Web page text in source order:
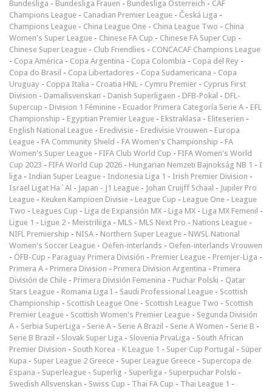
Bundesliga - Bundesliga Frauen - Bundesliga Österreich - CAF
Champions League - Canadian Premier League - Česká Liga -
Champions League - China League One - China League Two - China
Women's Super League - Chinese FA Cup - Chinese FA Super Cup -
Chinese Super League - Club Friendlies - CONCACAF Champions League
- Copa América - Copa Argentina - Copa Colombia - Copa del Rey -
Copa do Brasil - Copa Libertadores - Copa Sudamericana - Copa
Uruguay - Coppa Italia - Croatia HNL - Cymru Premier - Cyprus First
Division - Damallsvenskan - Danish Superligaen - DFB-Pokal - DFL-
Supercup - Division 1 Féminine - Ecuador Primera Categoría Serie A - EFL
Championship - Egyptian Premier League - Ekstraklasa - Eliteserien -
English National League - Eredivisie - Eredivisie Vrouwen - Europa
League - FA Community Shield - FA Women's Championship - FA
Women's Super League - FIFA Club World Cup - FIFA Women's World
Cup 2023 - FIFA World Cup 2026 - Hungarian Nemzeti Bajnokság NB 1 - I
liga - Indian Super League - Indonesia Liga 1 - Irish Premier Division -
Israel Ligat Ha`Al - Japan - J1 League - Johan Cruijff Schaal - Jupiler Pro
League - Keuken Kampioen Divisie - League Cup - League One - League
Two - Leagues Cup - Liga de Expansión MX - Liga MX - Liga MX Femenil -
Ligue 1 - Ligue 2 - Meistriliiga - MLS - MLS Next Pro - Nations League -
NIFL Premiership - NISA - Northern Super League - NWSL National
Women's Soccer League - Oefen-interlands - Oefen-interlands Vrouwen
- ÖFB-Cup - Paraguay Primera División - Premier League - Premjer-Liga -
Primera A - Primera Division - Primera Division Argentina - Primera
División de Chile - Primera División Femenina - Puchar Polski - Qatar
Stars League - Romania Liga I - Saudi Professional League - Scottish
Championship - Scottish League One - Scottish League Two - Scottish
Premier League - Scottish Women's Premier League - Segunda División
A - Serbia SuperLiga - Serie A - Serie A Brazil - Serie A Women - Serie B -
Serie B Brazil - Slovak Super Liga - Slovenia PrvaLiga - South African
Premier Division - South Korea - K League 1 - Super Cup Portugal - Süper
Kupa - Super League 2 Greece - Super League Greece - Supercopa de
Espana - Superleague - Superlig - Superliga - Superpuchar Polski -
Swedish Allsvenskan - Swiss Cup - Thai FA Cup - Thai League 1 -